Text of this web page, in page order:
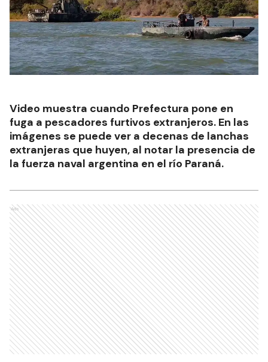
Video muestra cuando Prefectura pone en
fuga a pescadores furtivos extranjeros. En las
imágenes se puede ver a decenas de lanchas
extranjeras que huyen, al notar la presencia de
la fuerza naval argentina en el río Paraná.
Ads